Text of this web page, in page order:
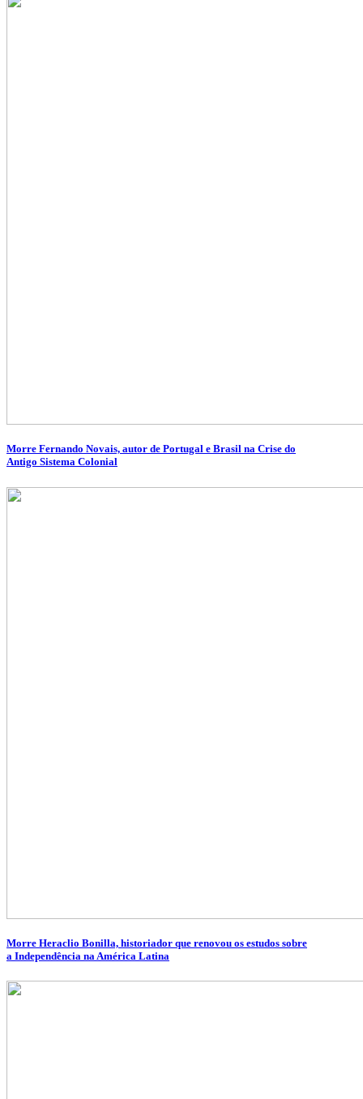
Morre Fernando Novais, autor de Portugal e Brasil na Crise do
Antigo Sistema Colonial
Morre Heraclio Bonilla, historiador que renovou os estudos sobre
a Independência na América Latina